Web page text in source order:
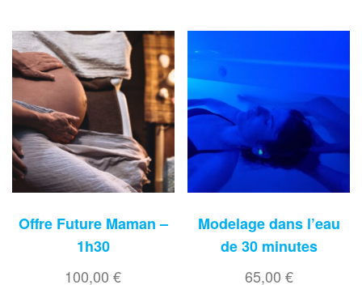
Offre Future Maman –
1h30
100,00€
Modelage dans l’eau
de 30 minutes
65,00 €